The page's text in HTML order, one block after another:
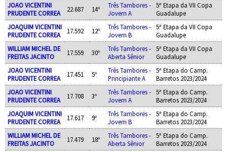
JOAO VICENTINI
PRUDENTE CORREA
22.687 14º
Três Tambores -
Jovem A
5ª Etapa da VII Copa
Guadalupe
JOAQUIM VICENTINI
PRUDENTE CORREA
17.592 12º
Três Tambores -
Jovem B
5ª Etapa da VII Copa
Guadalupe
WILLIAM MICHEL DE
FREITAS JACINTO
17.559 30º
Três Tambores -
Aberta Sênior
5ª Etapa da VII Copa
Guadalupe
JOAO VICENTINI
PRUDENTE CORREA
17.451 5º
Três Tambores -
Principiante A
5ª Etapa do Camp.
Barretos 2023/2024
JOAO VICENTINI
PRUDENTE CORREA
17.708 3º
Três Tambores -
Jovem A
5ª Etapa do Camp.
Barretos 2023/2024
JOAQUIM VICENTINI
PRUDENTE CORREA
17.617 9º
Três Tambores -
Jovem B
5ª Etapa do Camp.
Barretos 2023/2024
WILLIAM MICHEL DE
FREITAS JACINTO
17.479 18º
Três Tambores -
Aberta Sênior
5ª Etapa do Camp.
Barretos 2023/2024